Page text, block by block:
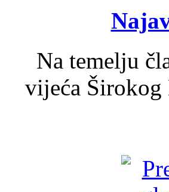
Na temelju
vijeća Širokog